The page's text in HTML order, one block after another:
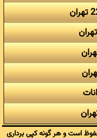
است و هر گونه کپی برداری